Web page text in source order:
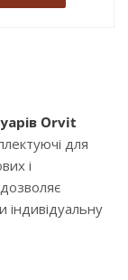
Orvit
для
і
індивідуальну